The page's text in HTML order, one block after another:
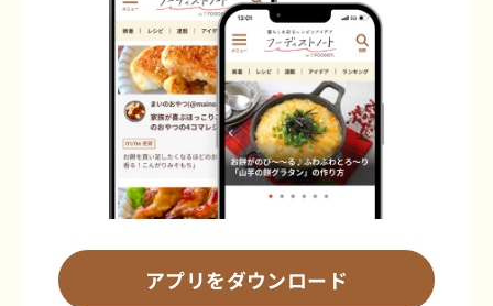
アプリをダウンロード